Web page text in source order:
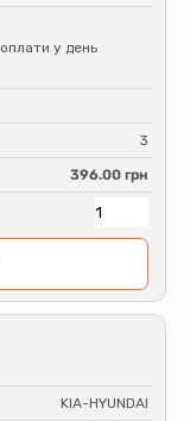
у день
3
396.00 грн
KIA-HYUNDAI